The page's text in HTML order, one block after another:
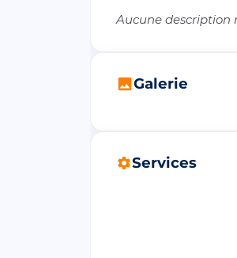
Aucune description
Galerie
Services